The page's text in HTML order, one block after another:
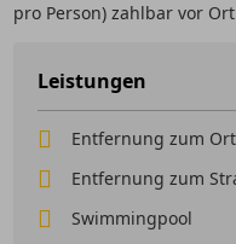
pro Person) zahlbar vor
Leistungen
Entfernung zum
Entfernung zum
Swimmingpool